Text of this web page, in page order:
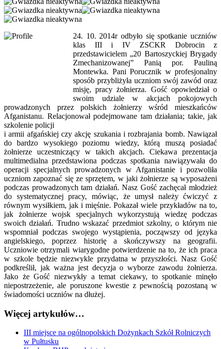
24. 10. 2014r odbyło się spotkanie uczniów
klas III i IV ZSCKR Dobrocin z
przedstawicielem „20 Bartoszyckiej Brygady
Zmechanizowanej” Panią por. Pauliną
Montewka. Pani Porucznik w profesjonalny
sposób przybliżyła uczniom swój zawód oraz
misję, pracy żołnierza. Gość opowiedział o
swoim udziale w akcjach pokojowych
prowadzonych przez polskich żołnierzy wśród mieszkańców
Afganistanu. Relacjonował podejmowane tam działania; takie, jak
szkolenie policji
i armii afgańskiej czy akcję szukania i rozbrajania bomb. Nawiązał
do bardzo wysokiego poziomu wiedzy, którą muszą posiadać
żołnierze uczestniczący w takich akcjach. Ciekawa prezentacja
multimedialna przedstawiona podczas spotkania nawiązywała do
operacji specjalnych prowadzonych w Afganistanie i pozwoliła
uczniom zapoznać się ze sprzętem, w jaki żołnierze są wyposażeni
podczas prowadzonych tam działań. Nasz Gość zachęcał młodzież
do systematycznej pracy, mówiąc, że umysł należy ćwiczyć z
równym wysiłkiem, jak i mięśnie. Pokazał wiele przykładów na to,
jak żołnierze wojsk specjalnych wykorzystują wiedzę podczas
swoich działań. Trudno wskazać przedmiot szkolny, o którym nie
wspomniał podczas swojego wystąpienia, począwszy od języka
angielskiego, poprzez historię a skończywszy na geografii.
Uczniowie otrzymali wiarygodne potwierdzenie na to, że ich praca
w szkole będzie niezwykle przydatna w przyszłości. Nasz Gość
podkreślił, jak ważna jest decyzja o wyborze zawodu żołnierza.
Jako że Gość niezwykły a temat ciekawy, to spotkanie minęło
niepostrzeżenie, ale poruszone kwestie z pewnością pozostaną w
świadomości uczniów na dłużej.
Więcej artykułów…
III miejsce na ogólnopolskich Dożynkach Szkół Rolniczych
w Pułtusku